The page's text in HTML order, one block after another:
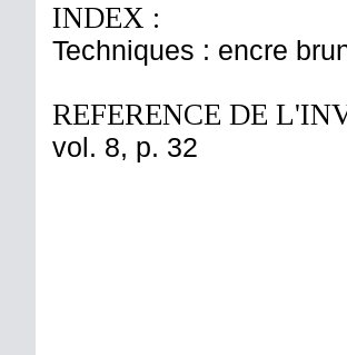
INDEX :
Techniques : encre
REFERENCE DE
vol. 8, p. 32